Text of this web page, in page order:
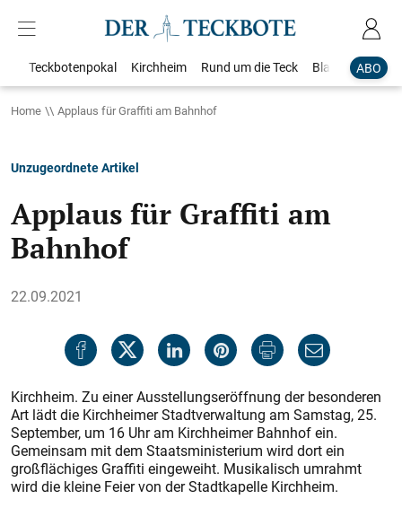
ABO
Teckbotenpokal Kirchheim Rund um die Teck Blaulicht
Home Applaus für Graffiti am Bahnhof
Unzugeordnete Artikel
Applaus für Graffiti am
Bahnhof
22.09.2021
Kirchheim. Zu einer Ausstellungseröffnung der besonderen
Art lädt die Kirchheimer Stadtverwaltung am Samstag, 25.
September, um 16 Uhr am Kirchheimer Bahnhof ein.
Gemeinsam mit dem Staatsministerium wird dort ein
großflächiges Graffiti eingeweiht. Musikalisch umrahmt
wird die kleine Feier von der Stadtkapelle Kirchheim.